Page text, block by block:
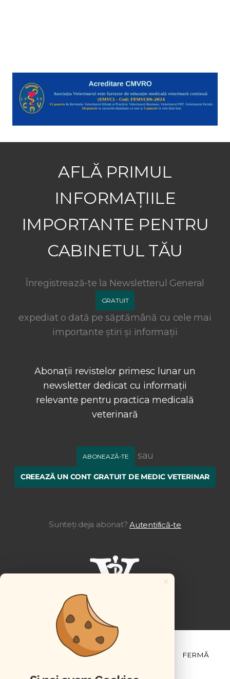
AFLĂ PRIMUL
INFORMAȚIILE
IMPORTANTE PENTRU
CABINETUL TĂU
Înregistrează-te la Newsletterul General
GRATUIT
expediat o dată pe săptămână cu cele mai
importante știri și informații
Abonații revistelor primesc lunar un
newsletter dedicat cu informații
relevante pentru practica medicală
veterinară
ABONEAZĂ-TE sau
CREEAZĂ UN CONT GRATUIT DE MEDIC VETERINAR
Sunteți deja abonat? Autentifică-te
ȘTIINȚĂ ȘI PRACTICĂ FERMĂ
×